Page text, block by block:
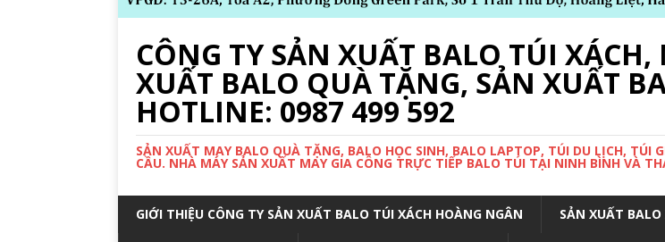
CÔNG TY SẢN XUẤT BALO TÚI
XUẤT BALO QUÀ TẶNG, SẢN XUẤT
HOTLINE: 0987 499 592
SẢN XUẤT MAY BALO QUÀ TẶNG, BALO HỌC SINH, BALO LAPTOP, TÚI DU LỊCH, TÚI
CẦU. NHÀ MÁY SẢN XUẤT MAY GIA CÔNG TRỰC TIẾP BALO TÚI TẠI NINH BÌNH VÀ
GIỚI THIỆU CÔNG TY SẢN XUẤT BALO TÚI XÁCH HOÀNG NGÂN SẢN XUẤT